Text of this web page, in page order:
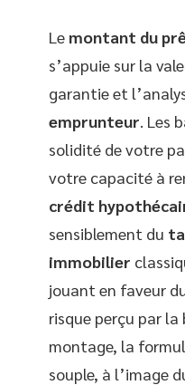
Le montant du
s’appuie sur la
garantie et
emprunteur. Les
solidité de votre
votre capacité à
crédit
sensiblement du
immobilier
jouant en faveur
risque perçu par la
montage, la
souple, à l’image